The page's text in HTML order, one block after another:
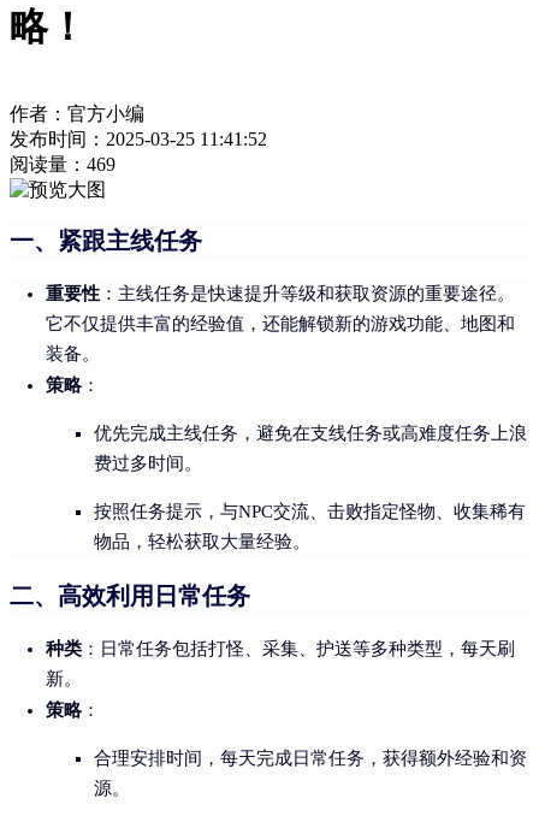
略！
作者：官方小编
发布时间：2025-03-25 11:41:52
阅读量： 469
一、紧跟主线任务
重要性 ：主线任务是快速提升等级和获取资源的重要途径。
它不仅提供丰富的经验值，还能解锁新的游戏功能、地图和
装备。
策略 ：
优先完成主线任务，避免在支线任务或高难度任务上浪
费过多时间。
按照任务提示，与NPC交流、击败指定怪物、收集稀有
物品，轻松获取大量经验。
二、高效利用日常任务
种类 ：日常任务包括打怪、采集、护送等多种类型，每天刷
新。
策略 ：
合理安排时间，每天完成日常任务，获得额外经验和资
源。